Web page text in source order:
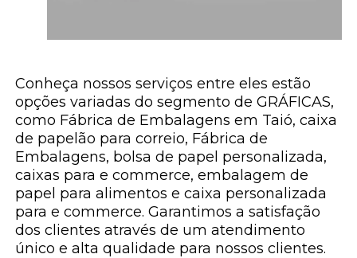
Conheça nossos serviços entre eles estão
opções variadas do segmento de GRÁFICAS,
como Fábrica de Embalagens em Taió, caixa
de papelão para correio, Fábrica de
Embalagens, bolsa de papel personalizada,
caixas para e commerce, embalagem de
papel para alimentos e caixa personalizada
para e commerce. Garantimos a satisfação
dos clientes através de um atendimento
único e alta qualidade para nossos clientes.